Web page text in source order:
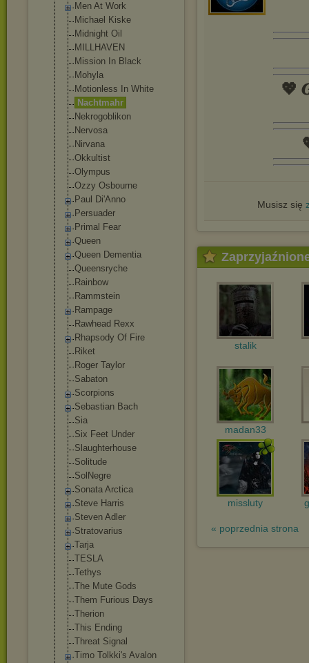
Men At Work
Michael Kiske
Midnight Oil
MILLHAVEN
Mission In Black
Mohyla
Motionless In White
Nachtmahr
Nekrogoblikon
Nervosa
Nirvana
Okkultist
Olympus
Ozzy Osbourne
Paul Di'Anno
Persuader
Primal Fear
Queen
Queen Dementia
Queensryche
Rainbow
Rammstein
Rampage
Rawhead Rexx
Rhapsody Of Fire
Riket
Roger Taylor
Sabaton
Scorpions
Sebastian Bach
Sia
Six Feet Under
Slaughterhouse
Solitude
SolNegre
Sonata Arctica
Steve Harris
Steven Adler
Stratovarius
Tarja
TESLA
Tethys
The Mute Gods
Them Furious Days
Therion
This Ending
Threat Signal
Timo Tolkki's Avalon
💖
Musisz się
stalik
madan33
missluty
« poprzednia strona